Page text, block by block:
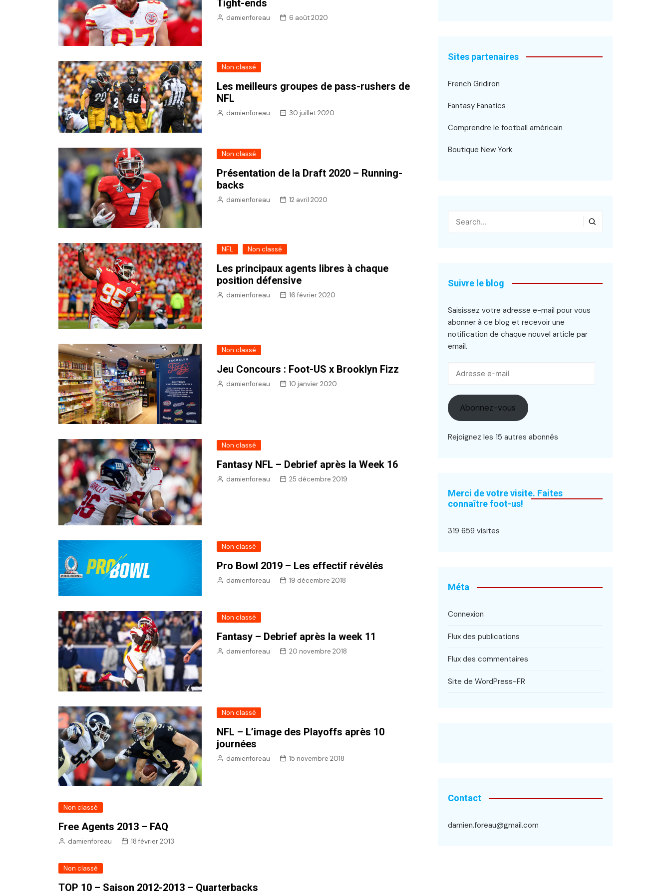
NFL – Power Rankings
Pronostics et paris NFL –
Histoire et Légendes
Tight-ends
damienforeau 6 août 2020
Non classé
Les meilleurs groupes de pass-rushers de
NFL
damienforeau 30 juillet 2020
Non classé
Présentation de la Draft 2020 – Running-
backs
damienforeau 12 avril 2020
NFL Non classé
Les principaux agents libres à chaque
position défensive
damienforeau 16 février 2020
Non classé
Jeu Concours : Foot-US x Brooklyn Fizz
damienforeau 10 janvier 2020
Non classé
Fantasy NFL – Debrief après la Week 16
damienforeau 25 décembre 2019
Non classé
Pro Bowl 2019 – Les effectif révélés
damienforeau 19 décembre 2018
Non classé
Fantasy – Debrief après la week 11
damienforeau 20 novembre 2018
Non classé
NFL – L’image des Playoffs après 10
journées
damienforeau 15 novembre 2018
Non classé
Free Agents 2013 – FAQ
damienforeau 18 février 2013
Non classé
TOP 10 – Saison 2012-2013 – Quarterbacks
Sites partenaires
French Gridiron
Fantasy Fanatics
Comprendre le football américain
Boutique New York
Suivre le blog
Saisissez votre adresse e-mail pour vous
abonner à ce blog et recevoir une
notification de chaque nouvel article par
email.
Abonnez-vous
Rejoignez les 15 autres abonnés
Merci de votre visite. Faites
connaître foot-us!
319 659 visites
Méta
Connexion
Flux des publications
Flux des commentaires
Site de WordPress-FR
Contact
damien.foreau@gmail.com